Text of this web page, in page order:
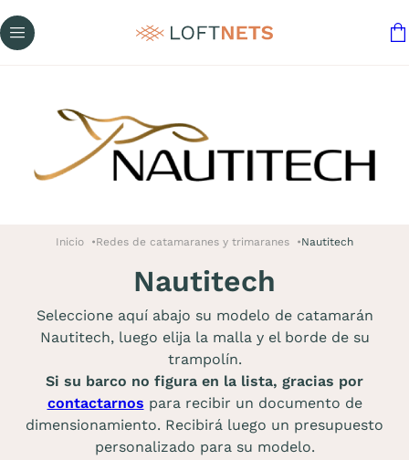
Inicio Redes de catamaranes y trimaranes Nautitech
Nautitech
Seleccione aquí abajo su modelo de catamarán
Nautitech, luego elija la malla y el borde de su
trampolín.
Si su barco no figura en la lista, gracias por
contactarnos para recibir un documento de
dimensionamiento. Recibirá luego un presupuesto
personalizado para su modelo.